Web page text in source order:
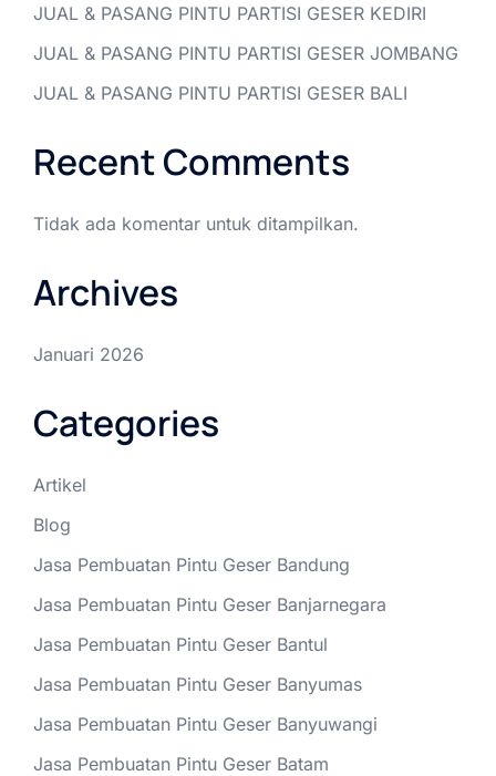
JUAL & PASANG PINTU PARTISI GESER KEDIRI
JUAL & PASANG PINTU PARTISI GESER JOMBANG
JUAL & PASANG PINTU PARTISI GESER BALI
Recent Comments
Tidak ada komentar untuk ditampilkan.
Archives
Januari 2026
Categories
Artikel
Blog
Jasa Pembuatan Pintu Geser Bandung
Jasa Pembuatan Pintu Geser Banjarnegara
Jasa Pembuatan Pintu Geser Bantul
Jasa Pembuatan Pintu Geser Banyumas
Jasa Pembuatan Pintu Geser Banyuwangi
Jasa Pembuatan Pintu Geser Batam